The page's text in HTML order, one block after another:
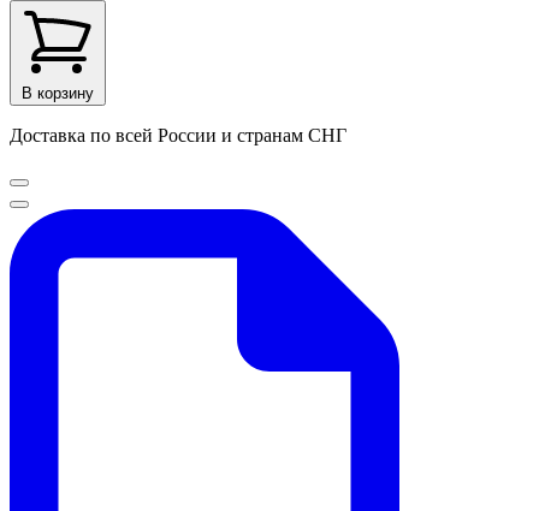
В корзину
Доставка по всей России и странам СНГ